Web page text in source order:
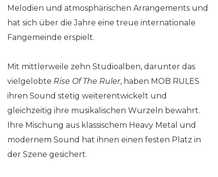
Melodien und atmosphärischen Arrangements und
hat sich über die Jahre eine treue internationale
Fangemeinde erspielt.
Mit mittlerweile zehn Studioalben, darunter das
vielgelobte Rise Of The Ruler, haben MOB RULES
ihren Sound stetig weiterentwickelt und
gleichzeitig ihre musikalischen Wurzeln bewahrt.
Ihre Mischung aus klassischem Heavy Metal und
modernem Sound hat ihnen einen festen Platz in
der Szene gesichert.